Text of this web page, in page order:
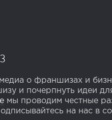
о франшизах и
и почерпнуть идеи
мы проводим честные
на нас в